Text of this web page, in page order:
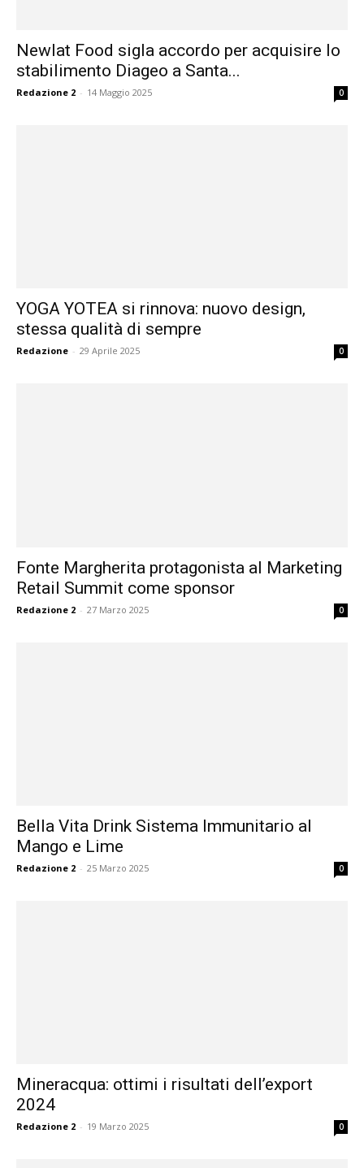
Newlat Food sigla accordo per acquisire lo
stabilimento Diageo a Santa...
Redazione 2 - 14 Maggio 2025 0
YOGA YOTEA si rinnova: nuovo design,
stessa qualità di sempre
Redazione - 29 Aprile 2025 0
Fonte Margherita protagonista al Marketing
Retail Summit come sponsor
Redazione 2 - 27 Marzo 2025 0
Bella Vita Drink Sistema Immunitario al
Mango e Lime
Redazione 2 - 25 Marzo 2025 0
Mineracqua: ottimi i risultati dell’export
2024
Redazione 2 - 19 Marzo 2025 0